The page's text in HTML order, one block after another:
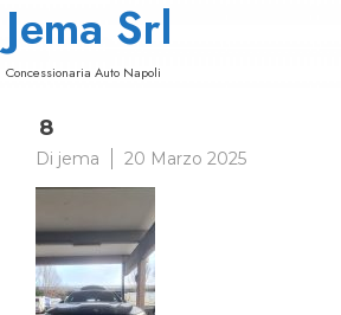
Passa
contenuto
Jema Srl
Concessionaria Auto Napoli
8
Di jema 20 Marzo 2025